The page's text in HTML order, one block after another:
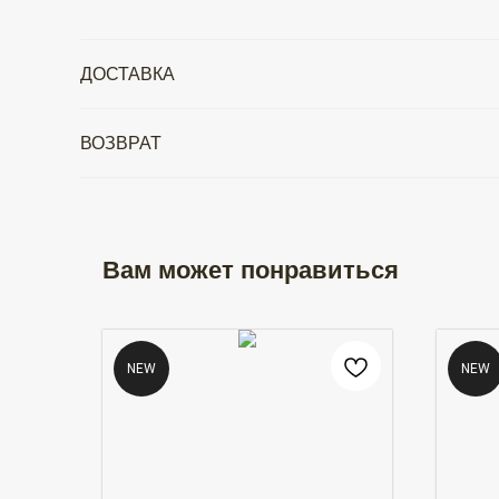
ДОСТАВКА
ВОЗВРАТ
Вам может понравиться
NEW NEW